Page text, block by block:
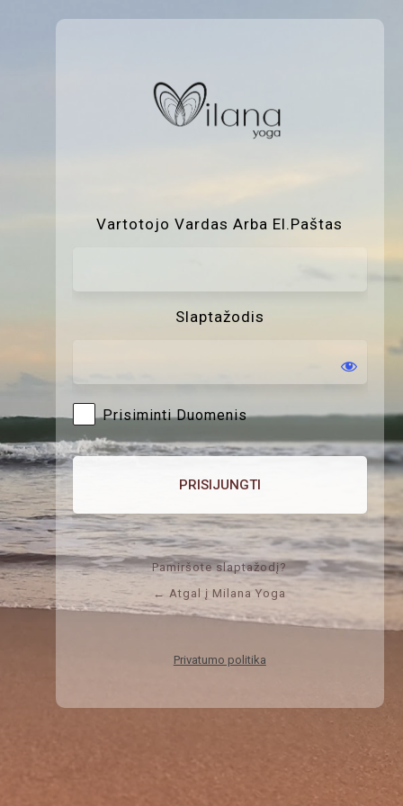
Vartotojo Vardas Arba El.paštas
Slaptažodis
Prisiminti Duomenis
Pamiršote slaptažodį?
← Atgal į Milana Yoga
Privatumo politika